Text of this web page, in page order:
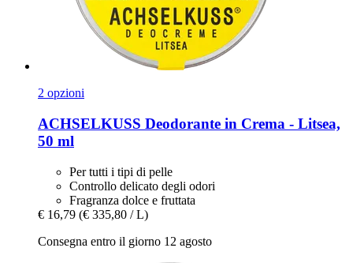
2 opzioni
ACHSELKUSS Deodorante in Crema -​ Litsea,
50 ml
Per tutti i tipi di pelle
Controllo delicato degli odori
Fragranza dolce e fruttata
€ 16,79 (€ 335,80 / L)
Consegna entro il giorno 12 agosto